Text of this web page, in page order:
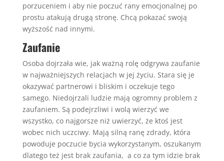
porzuceniem i aby nie poczuć rany emocjonalnej po
prostu atakują drugą stronę. Chcą pokazać swoją
wyższość nad innymi.
Zaufanie
Osoba dojrzała wie, jak ważną rolę odgrywa zaufanie
w najważniejszych relacjach w jej życiu. Stara się je
okazywać partnerowi i bliskim i oczekuje tego
samego. Niedojrzali ludzie mają ogromny problem z
zaufaniem. Są podejrzliwi i wolą wierzyć we
wszystko, co najgorsze niż uwierzyć, że ktoś jest
wobec nich uczciwy. Mają silną ranę zdrady, która
powoduje poczucie bycia wykorzystanym, oszukanym
dlatego też jest brak zaufania, a co za tym idzie brak